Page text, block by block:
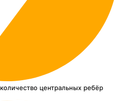
количество центральных ребёр